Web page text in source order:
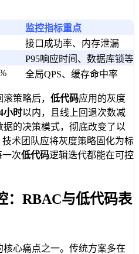
监控指标重点
接口成功率、内存泄漏
P95响应时间、数据库锁等
全局QPS、缓存命中率
策略后， 低代码应用的灰度
小时以内，且线上回退次数减
的决策模式，彻底改变了以
术团队应将灰度策略固化为标
一次低代码逻辑迭代都能在可控
：RBAC与低代码表
核心痛点之一。传统方案多在